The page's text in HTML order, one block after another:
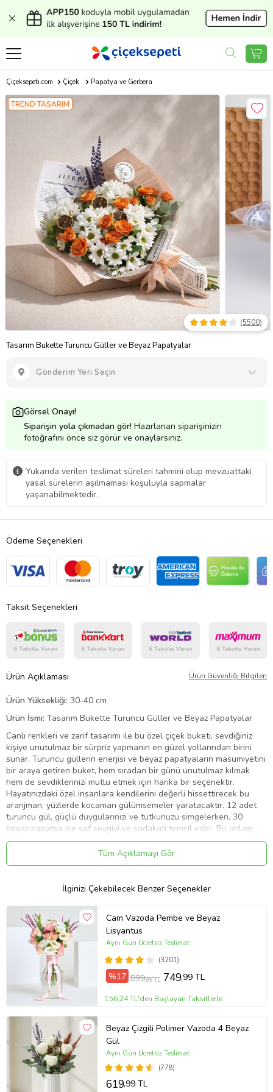
Çiçeksepeti.com Çiçek Papatya ve Gerbera
TREND TASARIM
Tasarım Bukette Turuncu Güller ve Beyaz Papatyalar
(5500)
Gönderim Yeri Seçin
Görsel Onayı!
Siparişin yola çıkmadan gör! Hazırlanan siparişinizin
fotoğrafını önce siz görür ve onaylarsınız.
Yukarıda verilen teslimat süreleri tahmini olup mevzuattaki
yasal sürelerin aşılmaması koşuluyla sapmalar
yaşanabilmektedir.
Ödeme Seçenekleri
Taksit Seçenekleri
Ürün Açıklaması Ürün Güvenliği Bilgileri
Ürün Yüksekliği: 30-40 cm
Ürün İsmi: Tasarım Bukette Turuncu Güller ve Beyaz Papatyalar
Canlı renkleri ve zarif tasarımı ile bu özel çiçek buketi, sevdiğiniz
kişiye unutulmaz bir sürpriz yapmanın en güzel yollarından birini
sunar. Turuncu güllerin enerjisi ve beyaz papatyaların masumiyetini
bir araya getiren buket, hem sıradan bir günü unutulmaz kılmak
hem de sevdiklerinizi mutlu etmek için harika bir seçenektir.
Hayatınızdaki özel insanlara kendilerini değerli hissettirecek bu
aranjman, yüzlerde kocaman gülümsemeler yaratacaktır. 12 adet
turuncu gül, güçlü duygularınızı ve tutkunuzu simgelerken, 30
beyaz papatya ise saf sevgiyi ve sadakati temsil eder. Bu anlam
dolu çiçekler sayesinde sevdiğinize "Hayatımda olduğun için
minnettarım" mesajını iletebilir, birlikte geçirdiğiniz her anın değerini
vurgulayabilirsiniz. Siparişiniz sonrasında çıkacak “Not oluşturma”
bir hale getirmeyi unutmayın.
Gönderim Amaçları;
Kadınlar Günü
Sevgililer Günü
Anneye
Doğum Günü
Geçmiş Olsun
İçimden Geldi
Sevgiliye/Eşe
Tebrik
Teşekkür Ederim
Yeni İş/terfi
Yıl Dönümü
Özür Dilerim
Ev Hediyesi
İş Arkadaşına
Bakım Önerisi:
Çiçek buketinizi/vazonuzu eve getirdiğinizde,
Tüm Açıklamayı Gör
İlginizi Çekebilecek Benzer Seçenekler
Cam Vazoda Pembe ve Beyaz
Lisyantus
(3201)
Aynı Gün Ücretsiz Teslimat
%17 899,99 TL 749,99 TL
156,24 TL'den Başlayan Taksitlerle
Beyaz Çizgili Polimer Vazoda 4 Beyaz
Gül
(778)
Aynı Gün Ücretsiz Teslimat
619,99 TL